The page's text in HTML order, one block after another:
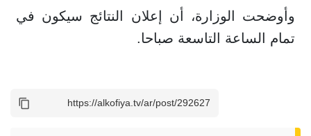
وأوضحت الوزارة، أن إعلان النتائج سيكون في
تمام الساعة التاسعة صباحا.